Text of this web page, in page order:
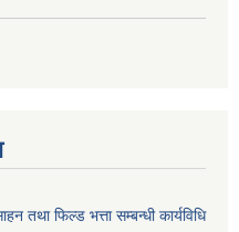
तथा फिल्ड भत्ता सम्बन्धी कार्यविधि